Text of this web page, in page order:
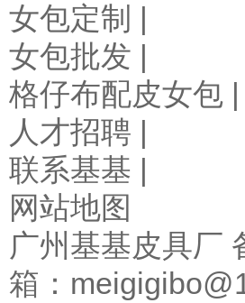
女包定制 |
女包批发 |
格仔布配皮女包 |
人才招聘 |
联系基基 |
网站地图
广州基基皮具厂
箱：